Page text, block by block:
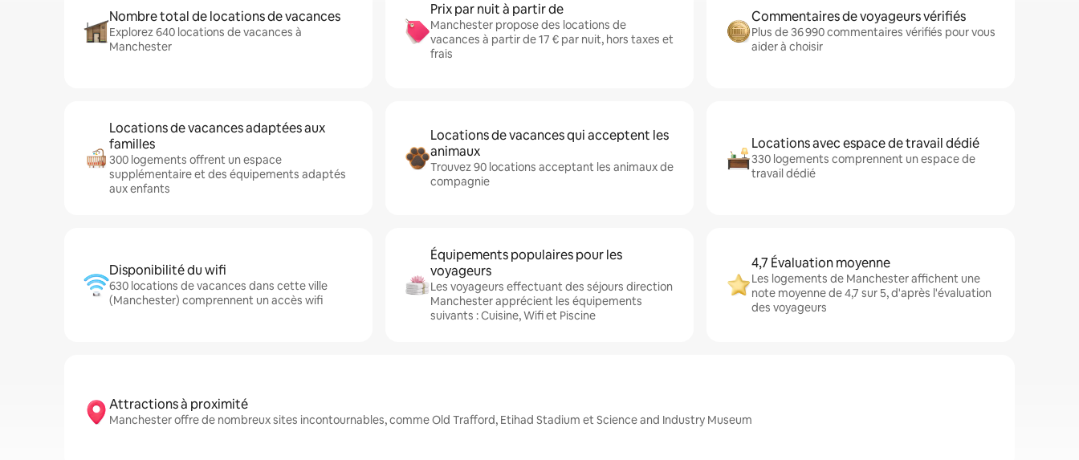
Nombre total de locations de vacances
Explorez 640 locations de vacances à
Manchester
Prix par nuit à partir de
Manchester propose des locations de
vacances à partir de 17 € par nuit, hors taxes et
frais
Commentaires de voyageurs vérifiés
Plus de 36 990 commentaires vérifiés pour vous
aider à choisir
Locations de vacances adaptées aux
familles
300 logements offrent un espace
supplémentaire et des équipements adaptés
aux enfants
Locations de vacances qui acceptent les
animaux
Trouvez 90 locations acceptant les animaux de
compagnie
Locations avec espace de travail dédié
330 logements comprennent un espace de
travail dédié
Disponibilité du wifi
630 locations de vacances dans cette ville
(Manchester) comprennent un accès wifi
Équipements populaires pour les
voyageurs
Les voyageurs effectuant des séjours direction
Manchester apprécient les équipements
suivants : Cuisine, Wifi et Piscine
4,7 Évaluation moyenne
Les logements de Manchester affichent une
note moyenne de 4,7 sur 5, d'après l'évaluation
des voyageurs
Attractions à proximité
Manchester offre de nombreux sites incontournables, comme Old Trafford, Etihad Stadium et Science and Industry Museum